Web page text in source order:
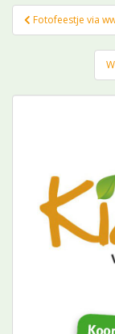
Bericht
navigatie
Fotofeestje via